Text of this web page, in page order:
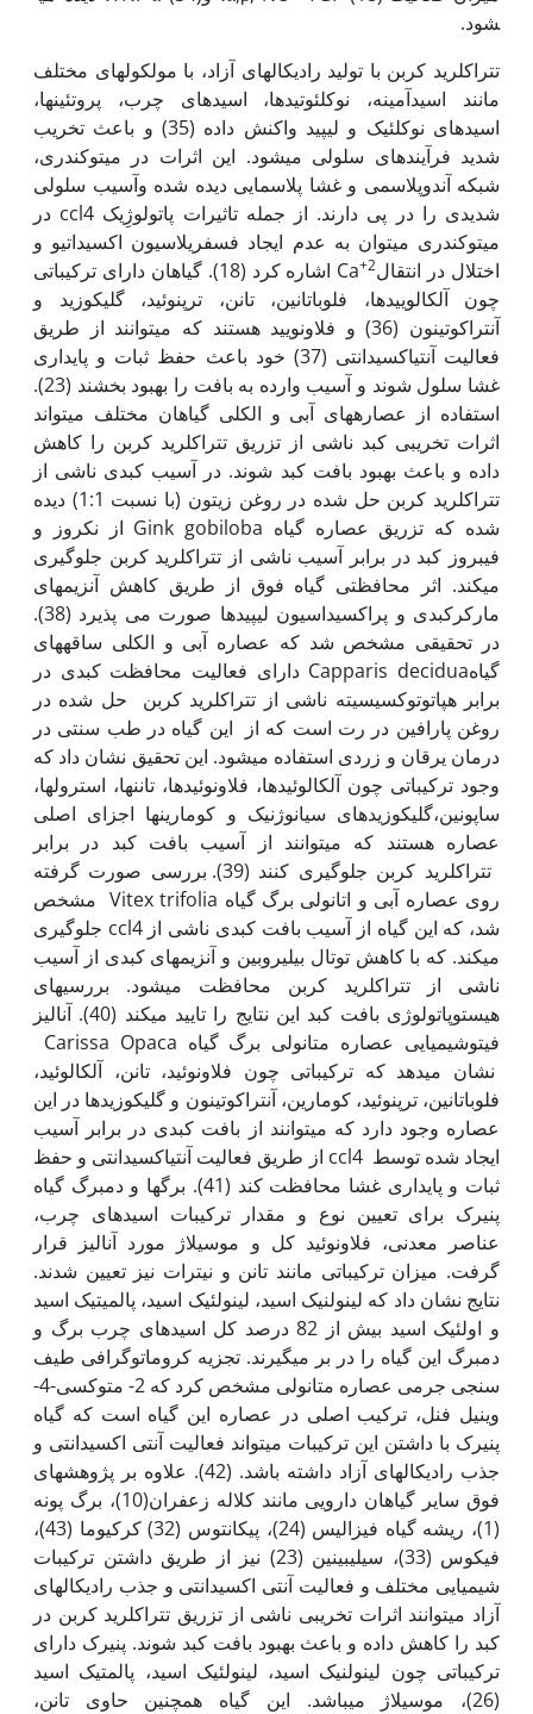
شود.
تتراکلرید کربن با تولید رادیکال‏های آزاد، با مولکول­های مختلف
مانند اسید­­آمینه، نوکلئوتیدها، اسیدهای چرب، پروتئین­ها،
اسیدهای نوکلئیک و لیپید واکنش داده (35) و باعث تخریب
شدید فرآیندهای سلولی می­شود. این اثرات در میتوکندری،
شبکه آندوپلاسمی و غشا پلاسمایی دیده شده وآسیب سلولی
شدیدی را در پی دارند. از جمله تاثیرات پاتولوژِیک ccl4 در
میتوکندری می­توان به عدم ایجاد فسفریلاسیون اکسیداتیو و
اختلال در انتقالCa+2
اشاره کرد (18). گیاهان دارای ترکیباتی
چون آلکالوییدها، فلوباتانین، تانن، ترپنوئید، گلیکوزید و
آنتراکوتینون (36) و فلاونویید هستند که می­توانند از طریق
فعالیت آنتی­اکسیدانتی (37) خود باعث حفظ ثبات و پایداری
غشا سلول شوند و آسیب وارده به بافت را بهبود بخشند (23).
استفاده از عصاره­های آبی و الکلی گیاهان مختلف می­تواند
اثرات تخریبی کبد ناشی از تزریق تتراکلرید کربن را کاهش
داده و باعث بهبود بافت کبد شوند. در آسیب کبدی ناشی از
تتراکلرید کربن حل شده در روغن زیتون (با نسبت 1:1) دیده
شده که تزریق عصاره گیاه Gink gobiloba از نکروز و
فیبروز کبد در برابر آسیب ناشی از تتراکلرید کربن جلوگیری
می­کند. اثر محافظتی گیاه فوق از طریق کاهش آنزیم­های
مارکرکبدی و پراکسیداسیون لیپیدها صورت می پذیرد (38).
در تحقیقی مشخص شد که عصاره آبی و الکلی ساقه­های
گیاهCapparis decidua دارای فعالیت محافظت کبدی در
برابر هپاتوتوکسیسیته ناشی از تتراکلرید کربن حل شده در
روغن پارافین در رت است که از این گیاه در طب سنتی در
درمان یرقان و زردی استفاده می­شود. این تحقیق نشان داد که
وجود ترکیباتی چون آلکالوئیدها، فلاونوئیدها، تانن­ها، استرول­ها،
ساپونین،گلیکوزیدهای سیانوژنیک و کومارین­ها اجزای اصلی
عصاره هستند که می­­توانند از آسیب بافت کبد در برابر
تتراکلرید کربن جلوگیری کنند (39). بررسی صورت گرفته
روی عصاره آبی و اتانولی برگ گیاه Vitex trifolia مشخص
شد، که این گیاه از آسیب بافت کبدی ناشی از ccl4 جلوگیری
می­کند. که با کاهش توتال بیلی­روبین و آنزیم­های کبدی از آسیب
ناشی از تتراکلرید کربن محافظت می­شود. بررسی­های
هیستوپاتولوژی بافت کبد این نتایج را تایید می­کند (40). آنالیز
نشان می­دهد که ترکیباتی چون فلاونوئید، تانن، آلکالوئید،
فلوباتانین، ترپنوئید، کومارین، آنتراکوتینون و گلیکوزیدها در این
عصاره وجود دارد که می­توانند از بافت کبدی در برابر آسیب
ایجاد شده توسط ccl4 از طریق فعالیت آنتی­اکسیدانتی و حفظ
ثبات و پایداری غشا محافظت کند (41). برگ­ها و دمبرگ گیاه
پنیرک برای تعیین نوع و مقدار ترکیبات اسیدهای چرب،
عناصر معدنی، فلاونوئید کل و موسیلاژ مورد آنالیز قرار
گرفت. میزان ترکیباتی مانند تانن و نیترات نیز تعیین شدند.
نتایج نشان داد که لینولنیک اسید، لینولئیک اسید، پالمیتیک اسید
و اولئیک اسید بیش از 82 درصد کل اسیدهای چرب برگ و
دمبرگ این گیاه را در بر می­گیرند. تجزیه کروماتوگرافی طیف
سنجی جرمی عصاره متانولی مشخص کرد که 2- متوکسی-4-
وینیل فنل، ترکیب اصلی در عصاره این گیاه است که گیاه
پنیرک با داشتن این ترکیبات می­تواند فعالیت آنتی اکسیدانتی و
جذب رادیکال­های آزاد داشته باشد. (42). علاوه بر پژوهش­های
فوق سایر گیاهان دارویی مانند کلاله زعفران(10)، برگ پونه
(1)، ریشه گیاه فیزالیس (24)، پیکانتوس (32) کرکیوما (43)،
فیکوس (33)، سیلیبینین (23) نیز از طریق داشتن ترکیبات
شیمیایی مختلف و فعالیت آنتی اکسیدانتی و جذب رادیکال­های
آزاد می­توانند اثرات تخریبی ناشی از تزریق تتراکلرید کربن در
کبد را کاهش داده و باعث بهبود بافت کبد شوند. پنیرک دارای
ترکیباتی چون لینولنیک اسید، لینولئیک اسید، پالمتیک اسید
(26)، موسیلاژ می­باشد. این گیاه همچنین حاوی تانن،